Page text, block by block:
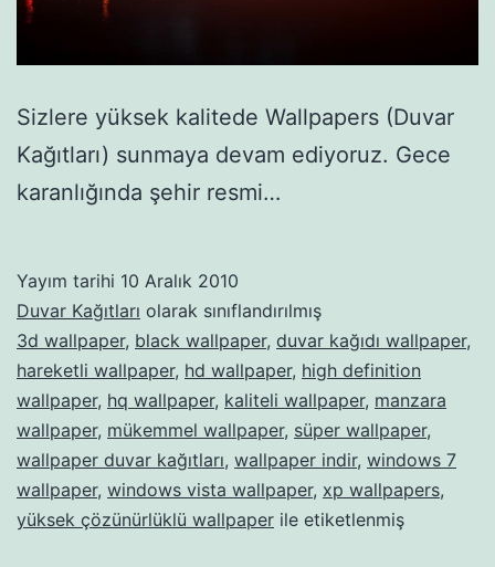
Sizlere yüksek kalitede Wallpapers (Duvar
Kağıtları) sunmaya devam ediyoruz. Gece
karanlığında şehir resmi…
Yayım tarihi 10 Aralık 2010
Duvar Kağıtları olarak sınıflandırılmış
3d wallpaper, black wallpaper, duvar kağıdı wallpaper,
hareketli wallpaper, hd wallpaper, high definition
wallpaper, hq wallpaper, kaliteli wallpaper, manzara
wallpaper, mükemmel wallpaper, süper wallpaper,
wallpaper duvar kağıtları, wallpaper indir, windows 7
wallpaper, windows vista wallpaper, xp wallpapers,
yüksek çözünürlüklü wallpaper ile etiketlenmiş